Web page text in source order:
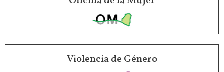
Violencia de Género